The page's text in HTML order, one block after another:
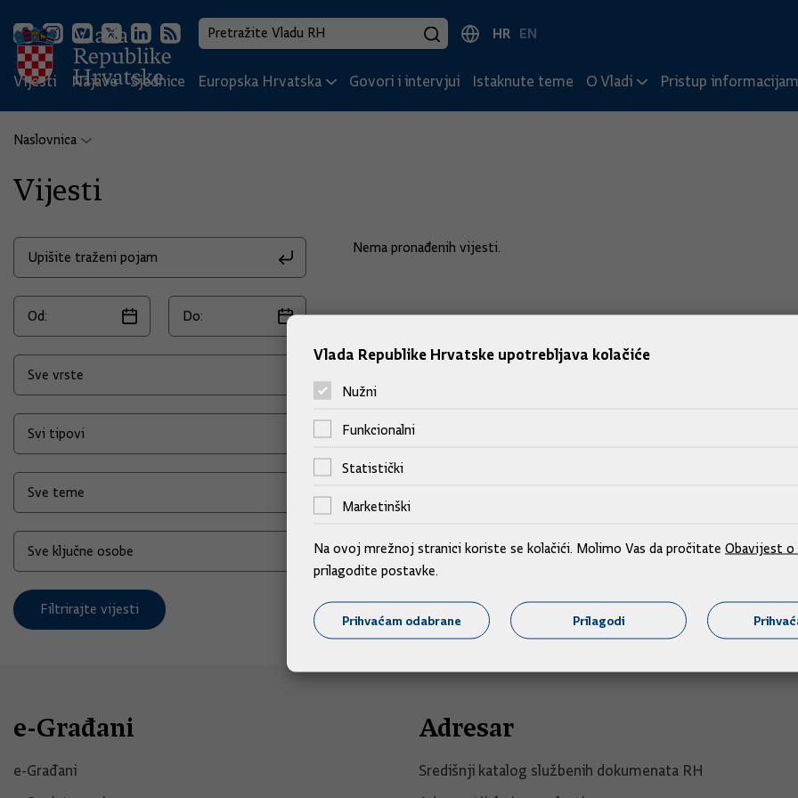
HR EN
Vijesti Najave Sjednice Europska Hrvatska Govori i intervjui Istaknute teme O Vladi Pristup
Naslovnica
Vijesti
Filtrirajte vijesti
Nema pronađenih vijesti.
e-Građani
e-Građani
Adresar
Središnji katalog službenih dokumenata RH
Vlada Republike Hrvatske upotrebljava kolačiće
Nužni
Funkcionalni
Statistički
Marketinški
Na ovoj mrežnoj stranici koriste se kolačići. Molimo Vas da pročitate Obavijest o
prilagodite postavke.
Prihvaćam odabrane Prilagodi